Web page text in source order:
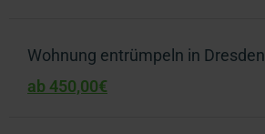
Wohnung entrümpeln in Dresden
ab 450,00€